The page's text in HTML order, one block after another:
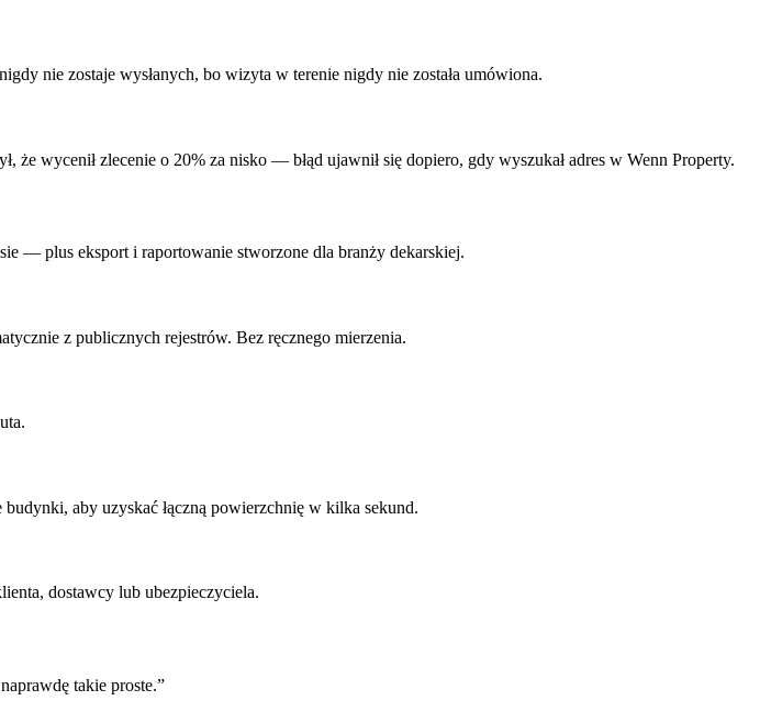
nie zostaje wysłanych, bo wizyta w terenie nigdy nie została umówiona.
wycenił zlecenie o 20% za nisko — błąd ujawnił się dopiero, gdy wyszukał adres w Wenn Property.
— plus eksport i raportowanie stworzone dla branży dekarskiej.
z publicznych rejestrów. Bez ręcznego mierzenia.
aby uzyskać łączną powierzchnię w kilka sekund.
dostawcy lub ubezpieczyciela.
takie proste.”